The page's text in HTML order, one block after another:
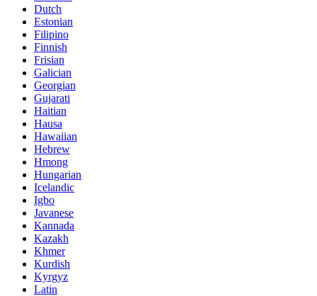
Dutch
Estonian
Filipino
Finnish
Frisian
Galician
Georgian
Gujarati
Haitian
Hausa
Hawaiian
Hebrew
Hmong
Hungarian
Icelandic
Igbo
Javanese
Kannada
Kazakh
Khmer
Kurdish
Kyrgyz
Latin